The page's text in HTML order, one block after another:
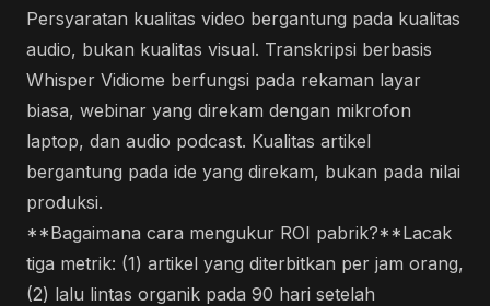
Persyaratan kualitas video bergantung pada kualitas
audio, bukan kualitas visual. Transkripsi berbasis
Whisper Vidiome berfungsi pada rekaman layar
biasa, webinar yang direkam dengan mikrofon
laptop, dan audio podcast. Kualitas artikel
bergantung pada ide yang direkam, bukan pada nilai
produksi.
**Bagaimana cara mengukur ROI pabrik?**Lacak
tiga metrik: (1) artikel yang diterbitkan per jam orang,
(2) lalu lintas organik pada 90 hari setelah